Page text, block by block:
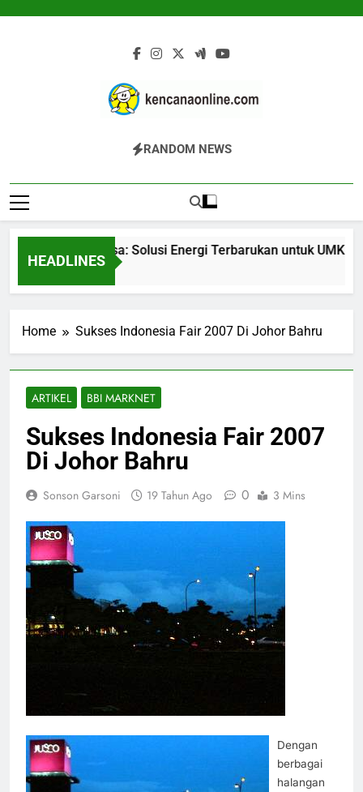
Kencana Online
Jasa Pengelolaan Sampah Kawasan
Dan Industri
RANDOM NEWS
HEADLINES
Biomassa: Solusi Energi Terbarukan untuk UMKM
Jam Ago
Home Sukses Indonesia Fair 2007 Di Johor Bahru
ARTIKEL BBI MARKNET
Sukses Indonesia Fair 2007
Di Johor Bahru
Sonson Garsoni 19 Tahun Ago 0 3 Mins
Dengan
berbagai
halangan